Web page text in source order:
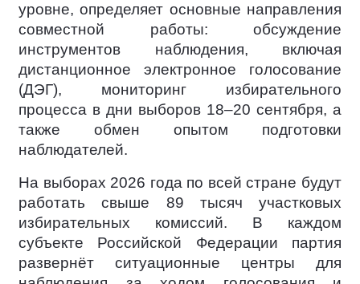
уровне, определяет основные направления
совместной работы: обсуждение
инструментов наблюдения, включая
дистанционное электронное голосование
(ДЭГ), мониторинг избирательного
процесса в дни выборов 18–20 сентября, а
также обмен опытом подготовки
наблюдателей.
На выборах 2026 года по всей стране будут
работать свыше 89 тысяч участковых
избирательных комиссий. В каждом
субъекте Российской Федерации партия
развернёт ситуационные центры для